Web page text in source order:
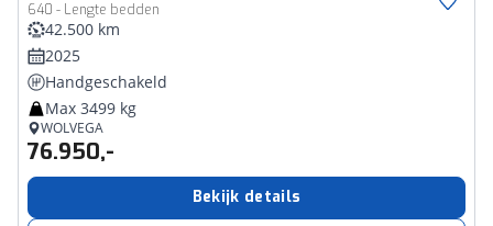
640 - Lengte bedden
42.500 km
2025
Handgeschakeld
Max 3499 kg
WOLVEGA
76.950,-
Bekijk details